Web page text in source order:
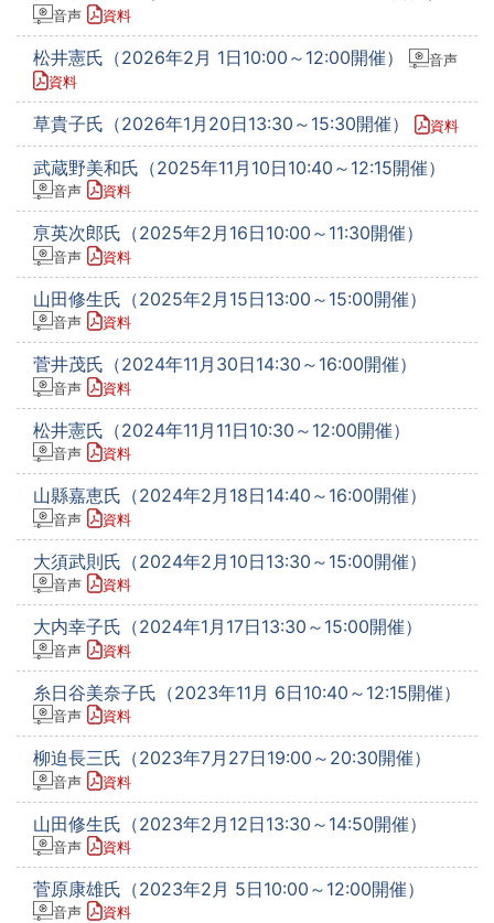
音声 資料
松井憲氏（2026年2月 1日10:00～12:00開催）
音声
資料
草貴子氏（2026年1月20日13:30～15:30開催） 資料
武蔵野美和氏（2025年11月10日10:40～12:15開催）
音声 資料
亰英次郎氏（2025年2月16日10:00～11:30開催）
音声 資料
山田修生氏（2025年2月15日13:00～15:00開催）
音声 資料
菅井茂氏（2024年11月30日14:30～16:00開催）
音声 資料
松井憲氏（2024年11月11日10:30～12:00開催）
音声 資料
山縣嘉恵氏（2024年2月18日14:40～16:00開催）
音声 資料
大須武則氏（2024年2月10日13:30～15:00開催）
音声 資料
大内幸子氏（2024年1月17日13:30～15:00開催）
音声 資料
糸日谷美奈子氏（2023年11月 6日10:40～12:15開催）
音声 資料
柳迫長三氏（2023年7月27日19:00～20:30開催）
音声 資料
山田修生氏（2023年2月12日13:30～14:50開催）
音声 資料
菅原康雄氏（2023年2月 5日10:00～12:00開催）
音声 資料